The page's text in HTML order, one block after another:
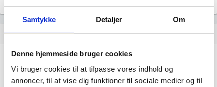
Samtykke Detaljer Om
Denne hjemmeside bruger cookies
Vi bruger cookies til at tilpasse vores indhold og
annoncer, til at vise dig funktioner til sociale medier og til
history Nøgletal for branchen (beskæftigelse, november 2023)
location_city Virksomheder i branchen